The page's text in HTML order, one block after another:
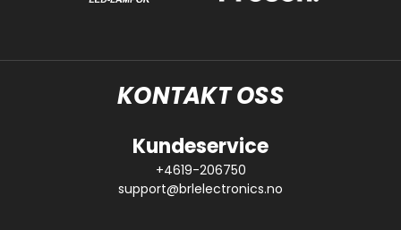
KONTAKT OSS
Kundeservice
+4619-206750
support@brlelectronics.no